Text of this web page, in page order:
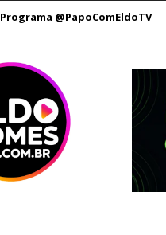
Programa @PapoComEldoTV